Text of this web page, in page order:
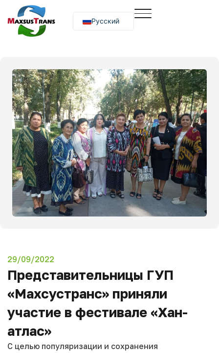
Русский
O‘zbekcha
29/09/2022
Представительницы ГУП
«Махсустранс» приняли
участие в фестивале «Хан-
атлас»
С целью популяризации и сохранения